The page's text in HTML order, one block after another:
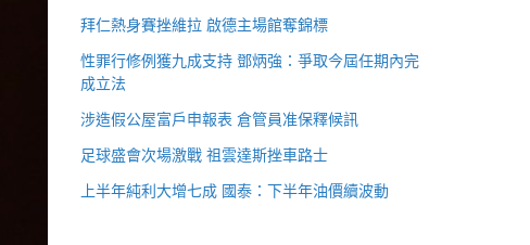
拜仁熱身賽挫維拉 啟德主場館奪錦標
性罪行修例獲九成支持 鄧炳強：爭取今屆任期內完
成立法
涉造假公屋富戶申報表 倉管員准保釋候訊
足球盛會次場激戰 祖雲達斯挫車路士
上半年純利大增七成 國泰：下半年油價續波動